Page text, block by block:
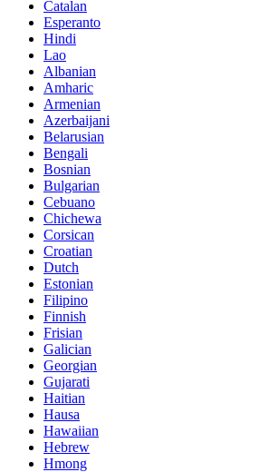
Catalan
Esperanto
Hindi
Lao
Albanian
Amharic
Armenian
Azerbaijani
Belarusian
Bengali
Bosnian
Bulgarian
Cebuano
Chichewa
Corsican
Croatian
Dutch
Estonian
Filipino
Finnish
Frisian
Galician
Georgian
Gujarati
Haitian
Hausa
Hawaiian
Hebrew
Hmong